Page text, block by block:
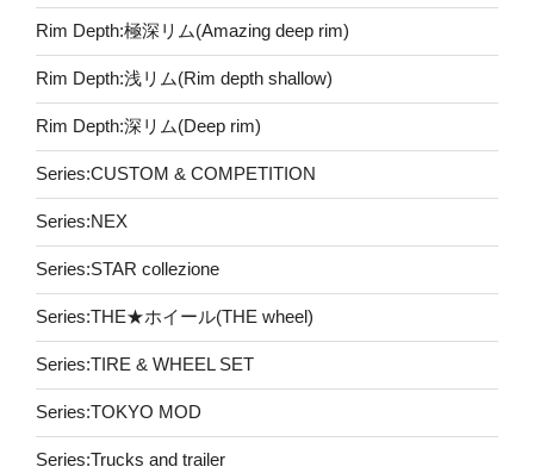
Rim Depth:極深リム(Amazing deep rim)
Rim Depth:浅リム(Rim depth shallow)
Rim Depth:深リム(Deep rim)
Series:CUSTOM & COMPETITION
Series:NEX
Series:STAR collezione
Series:THE★ホイール(THE wheel)
Series:TIRE & WHEEL SET
Series:TOKYO MOD
Series:Trucks and trailer